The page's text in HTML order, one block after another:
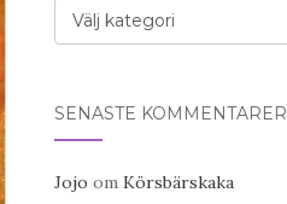
Kategorier
SENASTE KOMMENTARER
Jojo om Körsbärskaka